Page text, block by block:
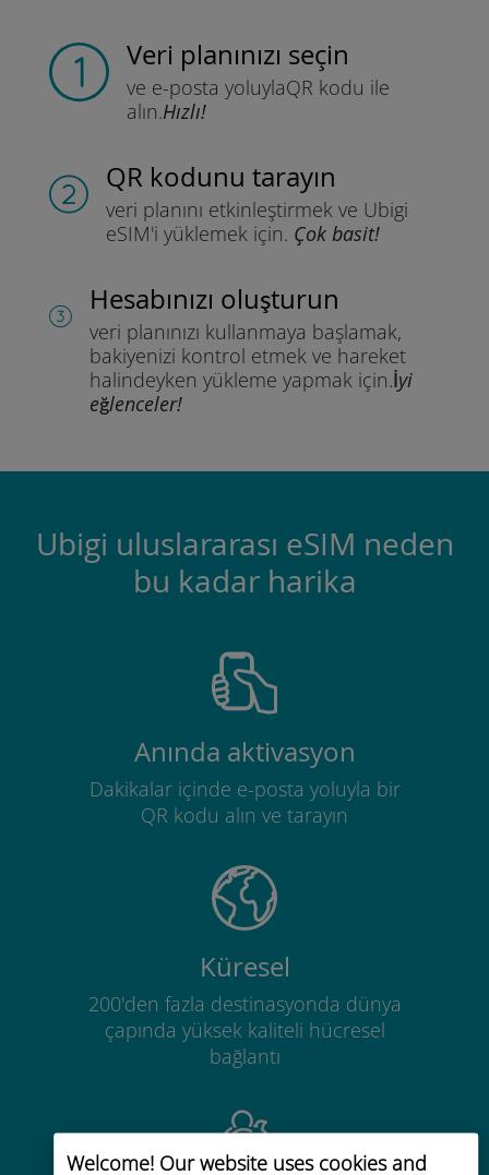
Welcome! Our website uses cookies and
Veri planınızı seçin
ve e-posta yoluylaQR kodu ile
alın.Hızlı!
QR kodunu tarayın
veri planını etkinleştirmek ve Ubigi
eSIM'i yüklemek için. Çok basit!
Hesabınızı oluşturun
veri planınızı kullanmaya başlamak,
bakiyenizi kontrol etmek ve hareket
halindeyken yükleme yapmak için.İyi
eğlenceler!
Ubigi uluslararası eSIM neden
bu kadar harika
Anında aktivasyon
Dakikalar içinde e-posta yoluyla bir
QR kodu alın ve tarayın
Küresel
200'den fazla destinasyonda dünya
çapında yüksek kaliteli hücresel
bağlantı